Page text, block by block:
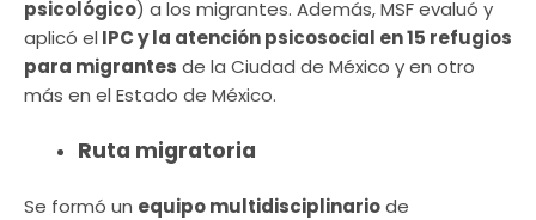
psicológico) a los migrantes. Además, MSF evaluó y
aplicó el IPC y la atención psicosocial en 15 refugios
para migrantes de la Ciudad de México y en otro
más en el Estado de México.
Ruta migratoria
Se formó un equipo multidisciplinariode